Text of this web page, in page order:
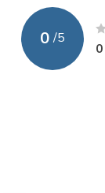
0 /5
0